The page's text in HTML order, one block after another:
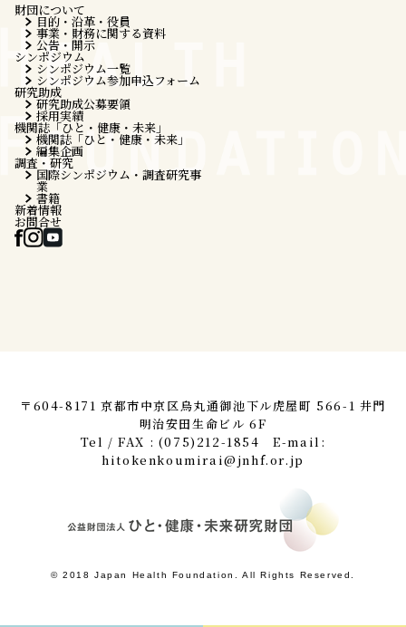
財団について
目的・沿革・役員
事業・財務に関する資料
公告・開示
シンポジウム
シンポジウム一覧
シンポジウム参加申込フォーム
研究助成
研究助成公募要領
採用実績
機関誌「ひと・健康・未来」
機関誌「ひと・健康・未来」
編集企画
調査・研究
国際シンポジウム・調査研究事
業
書籍
新着情報
お問合せ
〒604-8171 京都市中京区烏丸通御池下ル虎屋町 566-1 井門
明治安田生命ビル 6F
Tel / FAX : (075)212-1854 E-mail:
hitokenkoumirai@jnhf.or.jp
© 2018 Japan Health Foundation. All Rights Reserved.